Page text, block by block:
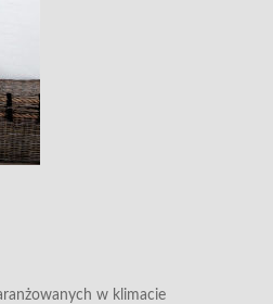
w klimacie